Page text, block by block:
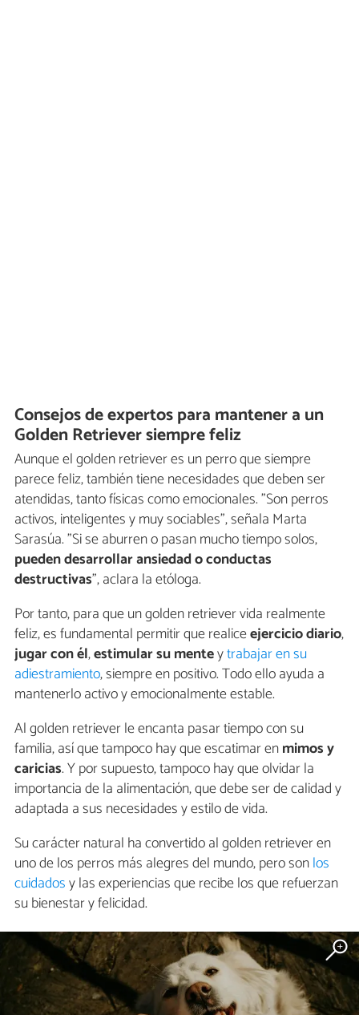
Consejos de expertos para mantener a un
Golden Retriever siempre feliz
Aunque el golden retriever es un perro que siempre
parece feliz, también tiene necesidades que deben ser
atendidas, tanto físicas como emocionales. "Son perros
activos, inteligentes y muy sociables", señala Marta
Sarasúa. "Si se aburren o pasan mucho tiempo solos,
pueden desarrollar ansiedad o conductas
destructivas", aclara la etóloga.
Por tanto, para que un golden retriever vida realmente
feliz, es fundamental permitir que realiceejercicio diario,
jugar con él,estimular su menteytrabajar en su
adiestramiento, siempre en positivo. Todo ello ayuda a
mantenerlo activo y emocionalmente estable.
Al golden retriever le encanta pasar tiempo con su
familia, así que tampoco hay que escatimar enmimos y
caricias. Y por supuesto, tampoco hay que olvidar la
importancia de la alimentación, que debe ser de calidad y
adaptada a sus necesidades y estilo de vida.
Su carácter natural ha convertido al golden retriever en
uno de los perros más alegres del mundo, pero sonlos
cuidadosy las experiencias que recibe los que refuerzan
su bienestar y felicidad.